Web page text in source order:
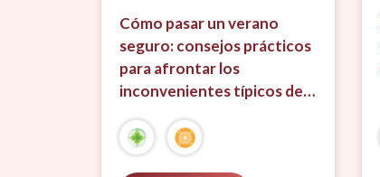
Cómo pasar un verano
seguro: consejos prácticos
para afrontar los
inconvenientes típicos de